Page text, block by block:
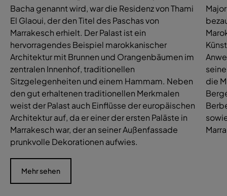
Bacha genannt wird, war die Residenz von Thami
El Glaoui, der den Titel des Paschas von
Marrakesch erhielt. Der Palast ist ein
hervorragendes Beispiel marokkanischer
Architektur mit Brunnen und Orangenbäumen im
zentralen Innenhof, traditionellen
Sitzgelegenheiten und einem Hammam. Neben
den gut erhaltenen traditionellen Merkmalen
weist der Palast auch Einflüsse der europäischen
Architektur auf, da er einer der ersten Paläste in
Marrakesch war, der an seiner Außenfassade
prunkvolle Dekorationen aufwies.
Mehr sehen
die